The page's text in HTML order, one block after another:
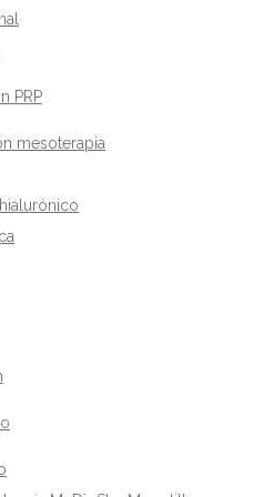
PRP
mesoterapia